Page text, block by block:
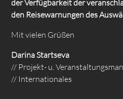
der Verfügbarkeit der
den Reisewarnungen des
Mit vielen Grüßen
Darina Startseva
// Projekt- u.
// Internationales